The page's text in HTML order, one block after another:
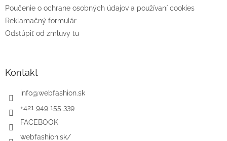
Poučenie o ochrane osobných údajov a používaní cookies
Reklamačný formulár
Odstúpiť od zmluvy tu
Kontakt
info@webfashion.sk
+421 949 155 339
FACEBOOK
webfashion.sk/